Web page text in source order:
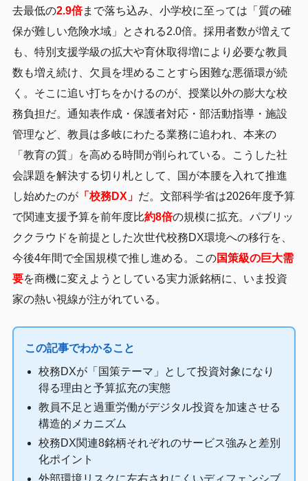
去最低の2.9倍まで落ち込み、小学校に至っては「質の確
保が難しい危険水域」とされる2.0倍。採用者数が増えて
も、特別支援学級の拡大や育休取得増により必要な教員
数も増え続け、欠員を埋めることすら困難な悪循環が続
く。そこに追い打ちをかけるのが、授業以外の膨大な校
務負担だ。通知表作成・保護者対応・部活動指導・施設
管理など、教員は多岐にわたる業務に追われ、本来の
「教育の質」を高める時間が削られている。こうした社
会課題を解決する切り札として、国が本腰を入れて推進
し始めたのが「校務DX」 だ。文部科学省は2026年度予算
で関連支援予算を前年度比約8倍の規模に拡充。パブリッ
ククラウドを前提とした次世代校務DX環境への移行を、
今後4年間で全国規模で推し進める。この国策級の巨大需
要を商機に変えようとしている実力派銘柄に、いま投資
家の熱い視線が注がれている。
この記事でわかること
校務DXが「国策テーマ」として投資対象になり
得る理由と予算拡充の実態
教員不足と過重労働がデジタル投資を加速させる
構造的メカニズム
校務DX関連8銘柄それぞれのサービス強みと差別
化ポイント